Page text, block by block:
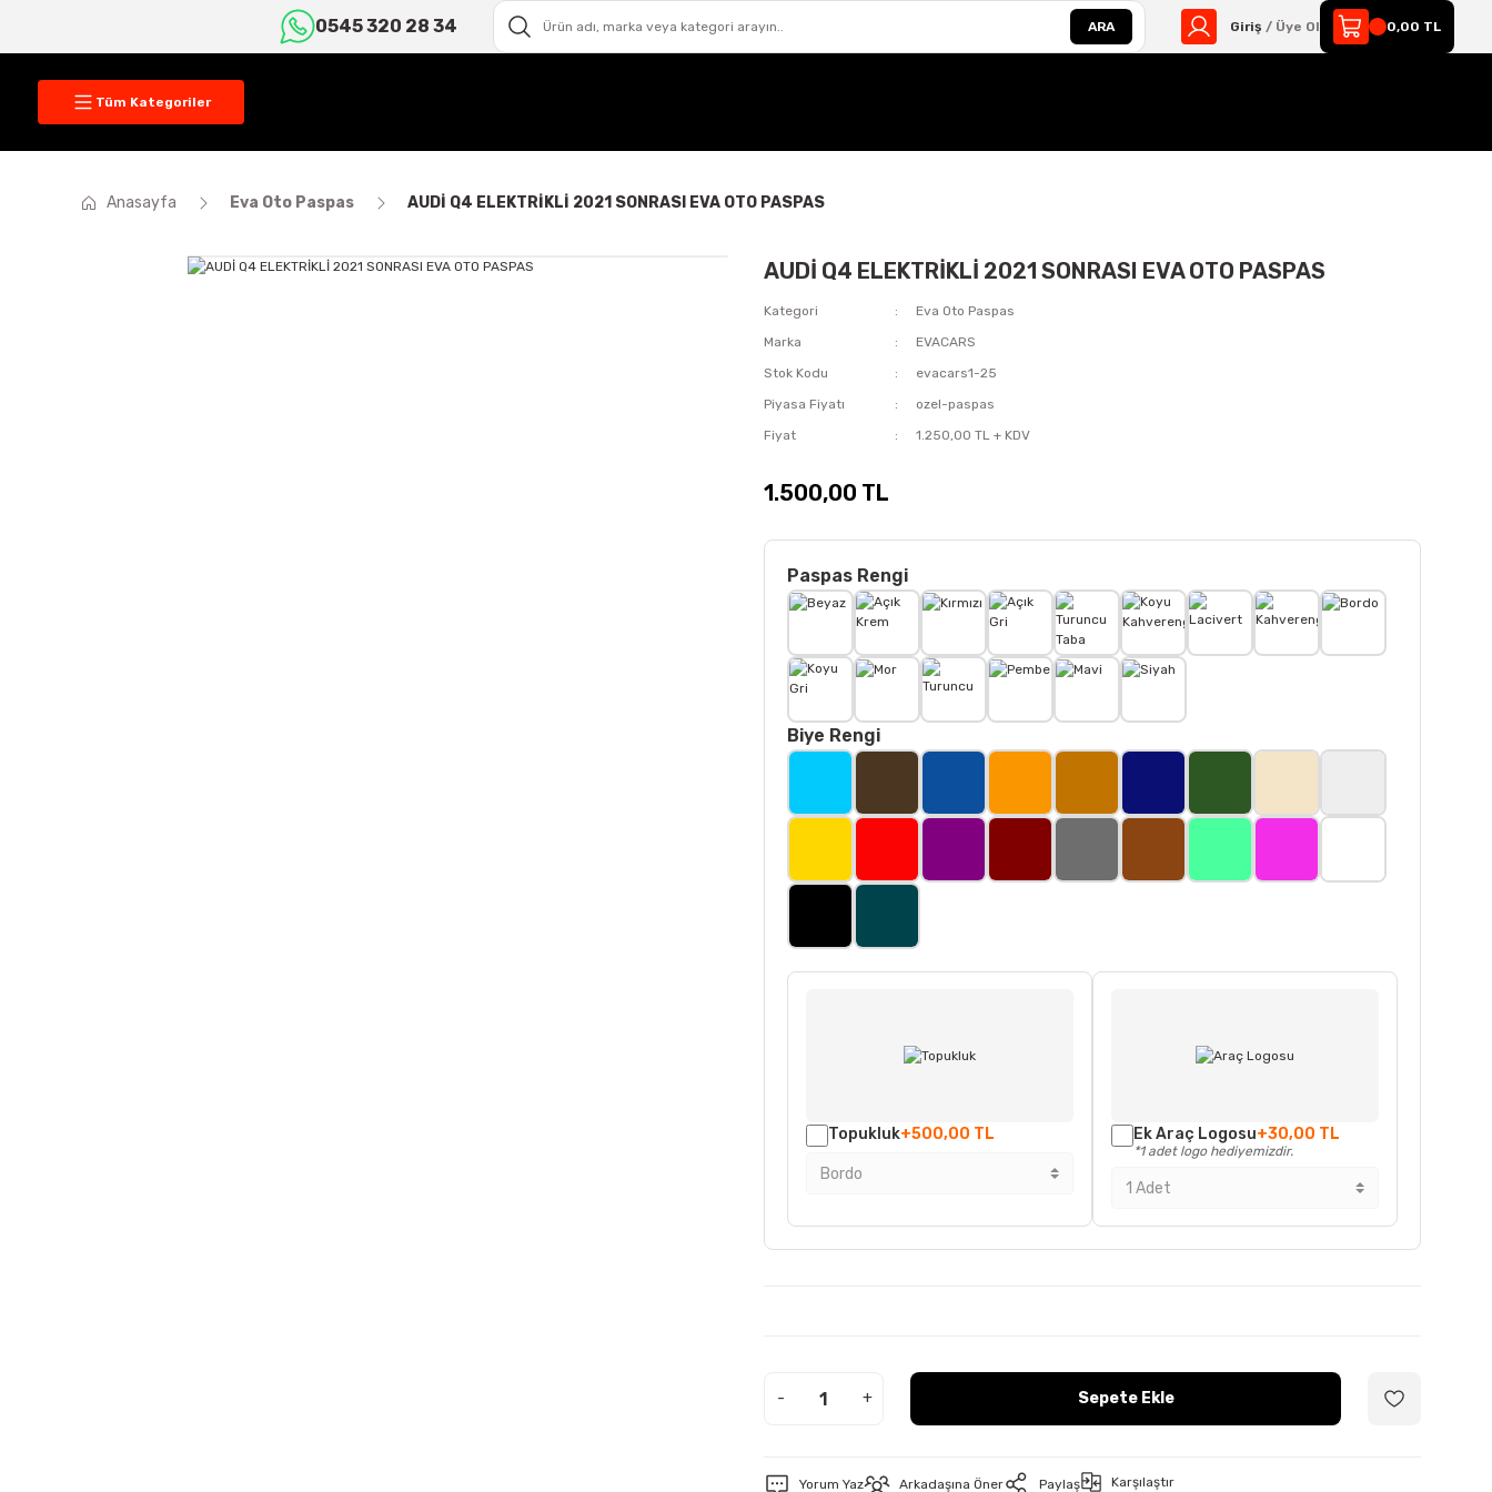
0545 320 28 34 ARA Giriş / Üye Ol 0,00 TL
Tüm Kategoriler
Anasayfa Eva Oto Paspas AUDİ Q4 ELEKTRİKLİ 2021 SONRASI EVA OTO PASPAS
AUDİ Q4 ELEKTRİKLİ 2021 SONRASI EVA OTO PASPAS
Kategori
Eva Oto Paspas
Marka
EVACARS
Stok Kodu
evacars1-25
Piyasa Fiyatı
ozel-paspas
Fiyat
1.250,00 TL + KDV
1.500,00 TL
Paspas Rengi
Biye Rengi
Topukluk+500,00 TL Ek Araç Logosu+30,00 TL
*1 adet logo hediyemizdir.
- + Sepete Ekle
Yorum Yaz Arkadaşına Öner Paylaş Karşılaştır